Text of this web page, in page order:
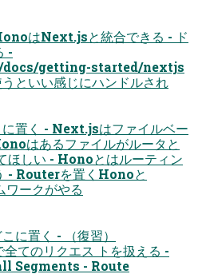
はNext.jsと統合できる - ド
-
getting-started/nextjs
といい感じにハンドルされ
置く - Next.jsはファイルベー
はあるファイルがルータと
ほしい - Honoとはルーティン
- Routerを置くHonoと
ークがやる
に置く - （復習）
てのリクエス トを扱える -
Segments - Route